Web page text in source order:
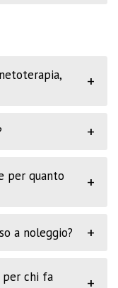
+
+
per quanto
+
a noleggio? +
per chi fa
+